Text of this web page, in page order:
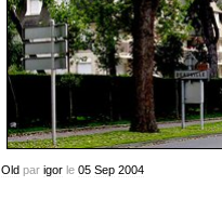
Oldpar igorle 05 Sep 2004